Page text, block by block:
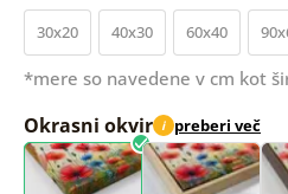
30x20 40x30 60x40
*mere so navedene v cm kot
Okrasni okvir i preberi več